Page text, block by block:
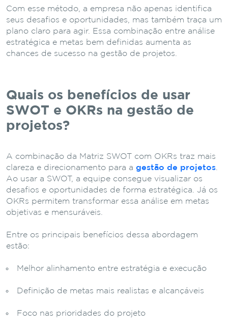
Com esse método, a empresa não apenas identifica
seus desafios e oportunidades, mas também traça um
plano claro para agir. Essa combinação entre análise
estratégica e metas bem definidas aumenta as
chances de sucesso na gestão de projetos.
Quais os benefícios de usar
SWOT e OKRs na gestão de
projetos?
A combinação da Matriz SWOT com OKRs traz mais
clareza e direcionamento para a gestão de projetos
Ao usar a SWOT, a equipe consegue visualizar os
desafios e oportunidades de forma estratégica. Já os
OKRs permitem transformar essa análise em metas
objetivas e mensuráveis.
Entre os principais benefícios dessa abordagem
estão:
Melhor alinhamento entre estratégia e execução
Definição de metas mais realistas e alcançáveis
Foco nas prioridades do projeto